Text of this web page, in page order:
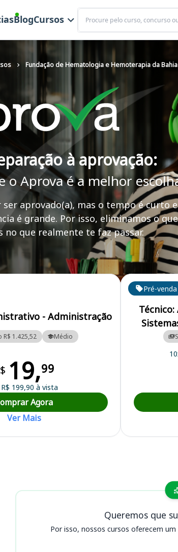
BlogCursos
Buscar
Fundação de Hematologia e Hemoterapia da Bahia
à aprovação:
o Aprova é a melhor
ser aprovado(a), mas o tempo é curto
é grande. Por isso, eliminamos o
no que realmente te faz passar.
- Fundação de Hematologia e Hemoterapia
passar no concurso HEMOBA
- Administração
R$ 1.425,52 Médio
19,99
199,90 à vista
Agora
Ver Mais
Pré-venda
Queremos que
Por isso, nossos cursos oferecem